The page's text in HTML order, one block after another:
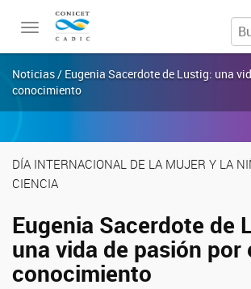
Toggle
Noticias / Eugenia Sacerdote de Lustig: una
conocimiento
DÍA INTERNACIONAL DE LA MUJER Y LA
CIENCIA
Eugenia Sacerdote de
una vida de pasión por
conocimiento